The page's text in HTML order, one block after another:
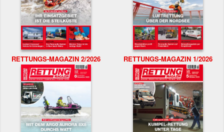
RETTUNGS-MAGAZIN 2/2026 RETTUNGS-MAGAZIN 1/2026